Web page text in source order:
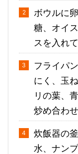
ボウルに
糖、オイ
スを入れ
フライパ
にく、玉
リの葉、
炒め合わせ
炊飯器の
水、ナン